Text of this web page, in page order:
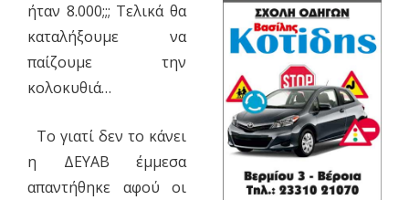
ήταν 8.000;;; Τελικά θα
καταλήξουμε να
παίζουμε την
κολοκυθιά…
Το γιατί δεν το κάνει
η ΔΕΥΑΒ έμμεσα
απαντήθηκε αφού οι